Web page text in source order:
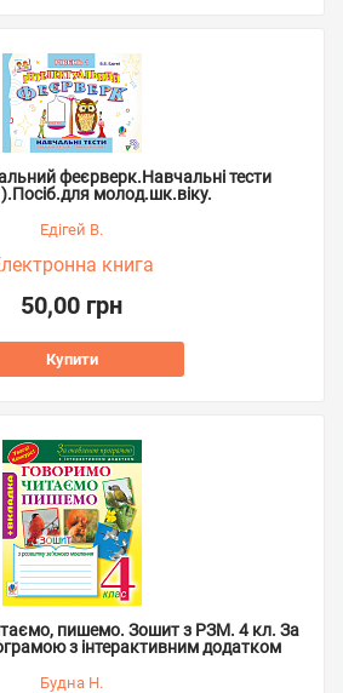
феєрверк.Навчальні тести
молод.шк.віку.
Едігей В.
книга
50,00 грн
Купити
пишемо. Зошит з РЗМ. 4 кл. За
з інтерактивним додатком
Будна Н.